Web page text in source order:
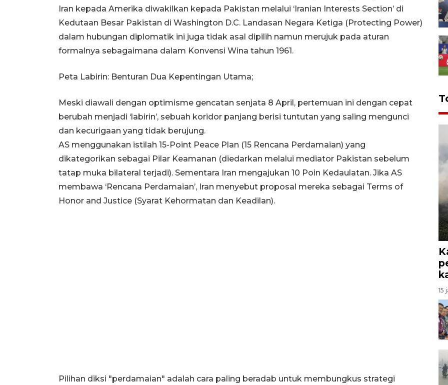
Iran kepada Amerika diwakilkan kepada Pakistan melalui ‘Iranian Interests Section’ di
Kedutaan Besar Pakistan di Washington D.C. Landasan Negara Ketiga (Protecting Power)
dalam hubungan diplomatik ini juga tidak asal dipilih namun merujuk pada aturan
formalnya sebagaimana dalam Konvensi Wina tahun 1961.
Peta Labirin: Benturan Dua Kepentingan Utama;
Meski diawali dengan optimisme gencatan senjata 8 April, pertemuan ini dengan cepat
berubah menjadi ‘labirin’, sebuah koridor panjang berisi tuntutan yang saling mengunci
dan kecurigaan yang tidak berujung.
AS menggunakan istilah 15-Point Peace Plan (15 Rencana Perdamaian) yang
dikategorikan sebagai Pilar Keamanan (diedarkan melalui mediator Pakistan sebelum
tatap muka bilateral terjadi). Sementara Iran mengajukan 10 Poin Kedaulatan. Jika AS
membawa ‘Rencana Perdamaian’, Iran menyebut proposal mereka sebagai Terms of
Honor and Justice (Syarat Kehormatan dan Keadilan).
Pilihan diksi "perdamaian" adalah cara paling beradab untuk membungkus strategi
15